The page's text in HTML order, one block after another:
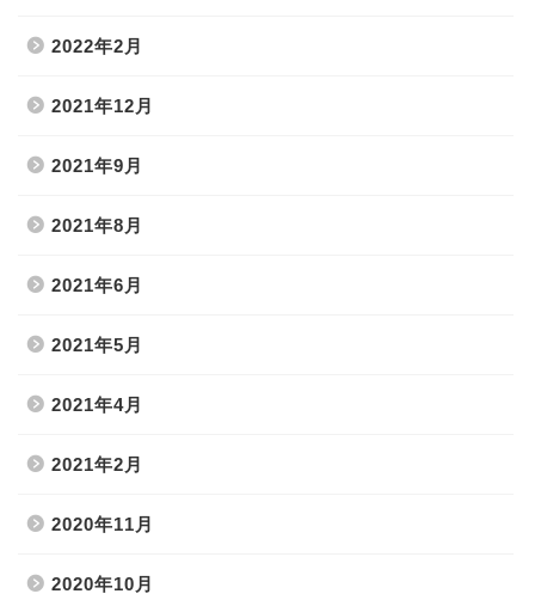
2022年2月
2021年12月
2021年9月
2021年8月
2021年6月
2021年5月
2021年4月
2021年2月
2020年11月
2020年10月